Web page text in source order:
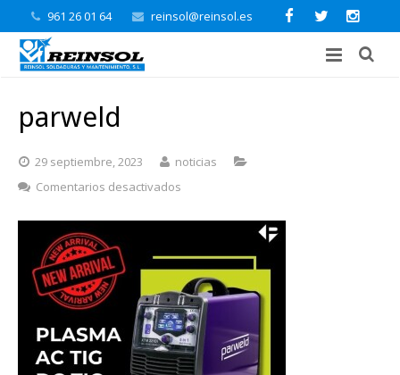
961 26 01 64 reinsol@reinsol.es
parweld
29 septiembre, 2023
noticias
Comentarios desactivados